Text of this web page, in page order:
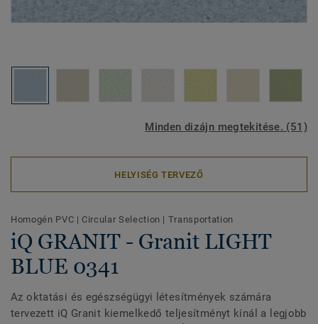
Minden dizájn megtekitése. (51)
HELYISÉG TERVEZŐ
Homogén PVC | Circular Selection | Transportation
iQ GRANIT - Granit LIGHT
BLUE 0341
Az oktatási és egészségügyi létesítmények számára
tervezett iQ Granit kiemelkedő teljesítményt kínál a legjobb